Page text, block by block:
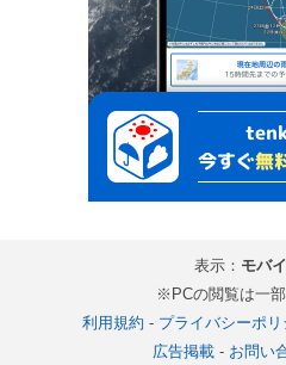
表示： モバ
※PCの閲覧は一
利用規約 - プライバシーポリ
広告掲載- お問い